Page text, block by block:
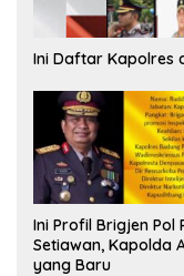
Ini Daftar Kapolres
Ini Profil Brigjen Pol
Setiawan, Kapolda
yang Baru